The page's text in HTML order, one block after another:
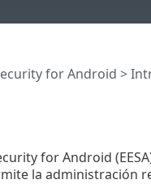
for Android >
for Android
la administración